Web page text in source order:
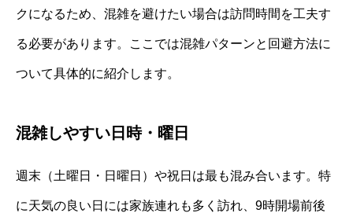
クになるため、混雑を避けたい場合は訪問時間を工夫す
る必要があります。ここでは混雑パターンと回避方法に
ついて具体的に紹介します。
混雑しやすい日時・曜日
週末（土曜日・日曜日）や祝日は最も混み合います。特
に天気の良い日には家族連れも多く訪れ、9時開場前後